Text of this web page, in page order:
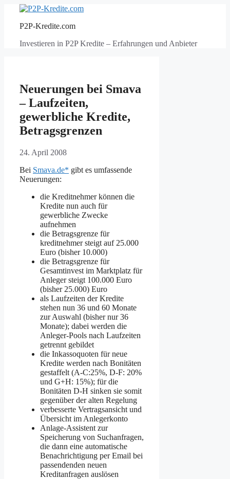
springenP2P-Kredite.com
Investieren in P2P Kredite – Erfahrungen und Anbieter
Neuerungen bei Smava
– Laufzeiten,
gewerbliche Kredite,
Betragsgrenzen
24. April 2008
Bei Smava.de* gibt es umfassende
Neuerungen:
die Kreditnehmer können die
Kredite nun auch für
gewerbliche Zwecke
aufnehmen
die Betragsgrenze für
kreditnehmer steigt auf 25.000
Euro (bisher 10.000)
die Betragsgrenze für
Gesamtinvest im Marktplatz für
Anleger steigt 100.000 Euro
(bisher 25.000) Euro
als Laufzeiten der Kredite
stehen nun 36 und 60 Monate
zur Auswahl (bisher nur 36
Monate); dabei werden die
Anleger-Pools nach Laufzeiten
getrennt gebildet
die Inkassoquoten für neue
Kredite werden nach Bonitäten
gestaffelt (A-C:25%, D-F: 20%
und G+H: 15%); für die
Bonitäten D-H sinken sie somit
gegenüber der alten Regelung
verbesserte Vertragsansicht und
Übersicht im Anlegerkonto
Anlage-Assistent zur
Speicherung von Suchanfragen,
die dann eine automatische
Benachrichtigung per Email bei
passendenden neuen
Kreditanfragen auslösen